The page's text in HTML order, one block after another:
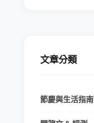
文章分類
節慶與生活指南